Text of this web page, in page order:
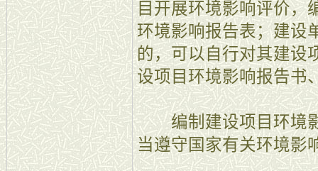
目开展环境影响评价，
环境影响报告表；建设
的，可以自行对其建设
设项目环境影响报告书
编制建设项目环境影
当遵守国家有关环境影